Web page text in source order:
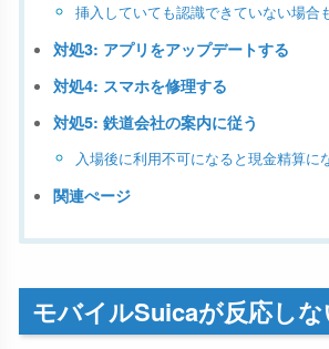
挿入していても認識できていない場合
対処3: アプリをアップデートする
対処4: スマホを修理する
対処5: 鉄道会社の案内に従う
入場後に利用不可になると現金精算に
関連ぺージ
モバイルSuicaが反応し